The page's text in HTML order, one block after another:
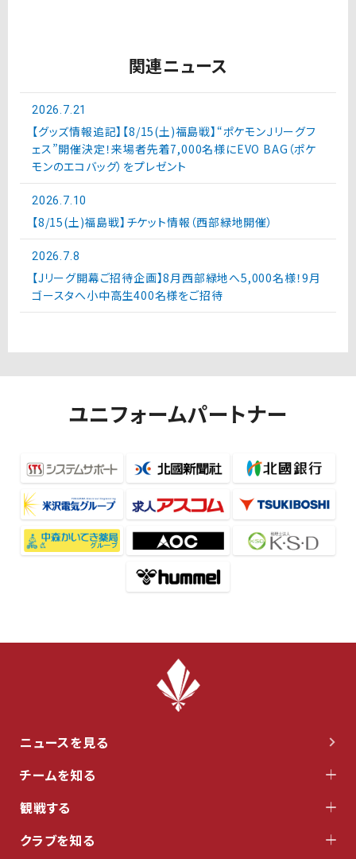
関連ニュース
2026.7.21
【グッズ情報追記】【8/15(土)福島戦】“ポケモンＪリーグフ
ェス”開催決定！来場者先着7,000名様にEVO BAG（ポケ
モンのエコバッグ）をプレゼント
2026.7.10
【8/15(土)福島戦】チケット情報（西部緑地開催）
2026.7.8
【Jリーグ開幕ご招待企画】8月西部緑地へ5,000名様！9月
ゴースタへ小中高生400名様をご招待
ユニフォームパートナー
ニュースを見る
チームを知る
観戦する
クラブを知る